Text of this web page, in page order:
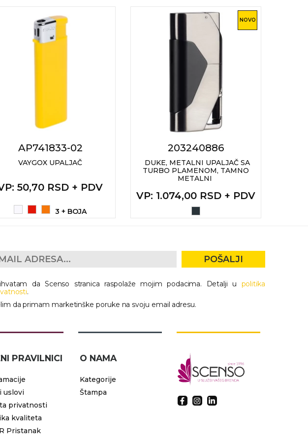
AP741833-02
VAYGOX UPALJAČ
: 50,70 RSD + PDV
3 + BOJA
NOVO
203240886
DUKE, METALNI UPALJAČ SA
TURBO PLAMENOM, TAMNO
METALNI
VP: 1.074,00 RSD + PDV
POŠALJI
da Scenso stranica raspolaže mojim podacima. Detalji u politika
.
da primam marketinške poruke na svoju email adresu.
PRAVILNICI
uslovi
privatnosti
kvaliteta
Pristanak
O NAMA
Kategorije
Štampa